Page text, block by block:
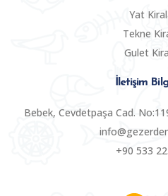
Yat
Tekne
Gulet
İletişim
Bebek, Cevdetpaşa Cad.
+90 533